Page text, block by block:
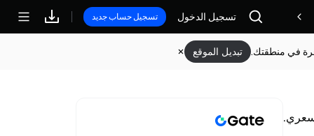
مكافآتتسجيل الدخول تسجيل حساب جديد
في منطقتك. تبديل الموقع